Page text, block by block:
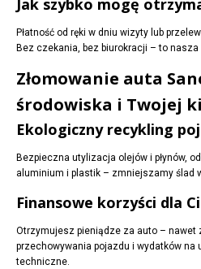
Jak szybko mogę
Płatność od ręki w dniu wizyty lub
Bez czekania, bez biurokracji – to
Złomowanie auta
środowiska i Twojej
Ekologiczny recykling
Bezpieczna utylizacja olejów i płynów,
aluminium i plastik – zmniejszamy ślad
Finansowe korzyści dla
Otrzymujesz pieniądze za auto –
przechowywania pojazdu i wydatków na
techniczne.